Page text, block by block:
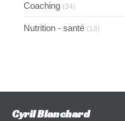
Coaching (34)
Nutrition - santé (18)
Cyril Blanchard